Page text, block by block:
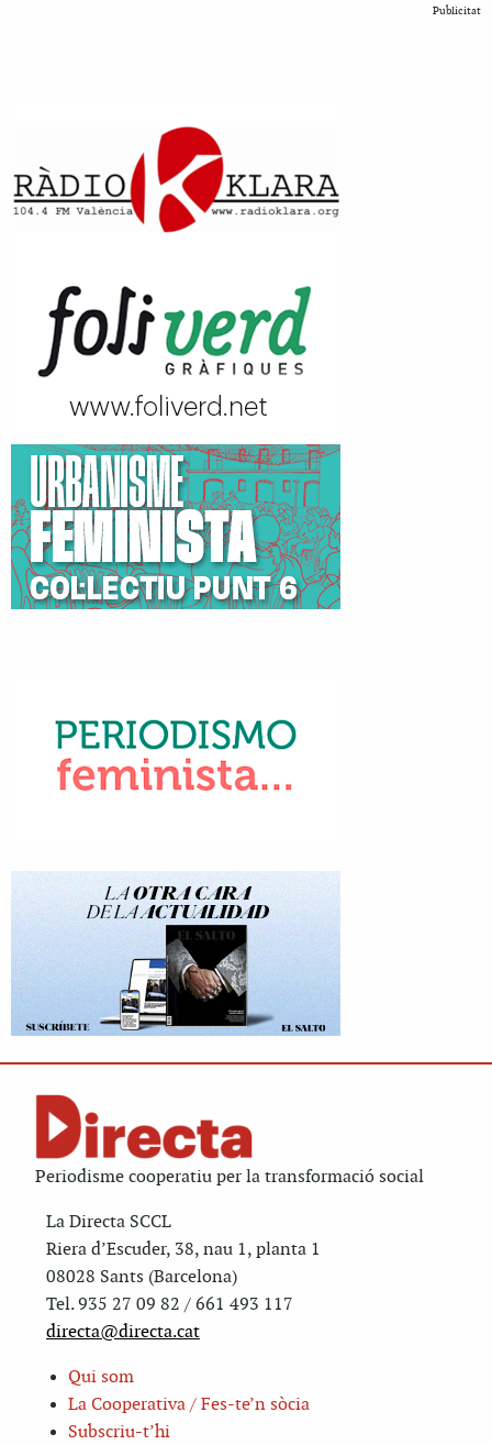
Publicitat
Periodisme cooperatiu per la transformació social
La Directa SCCL
Riera d’Escuder, 38, nau 1, planta 1
08028 Sants (Barcelona)
Tel. 935 27 09 82 / 661 493 117
directa@directa.cat
Qui som
La Cooperativa / Fes-te’n sòcia
Subscriu-t’hi